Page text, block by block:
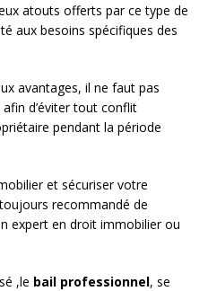
atouts offerts par ce type de
aux besoins spécifiques des
avantages, il ne faut pas
d’éviter tout conflit
pendant la période
et sécuriser votre
recommandé de
expert en droit immobilier ou
,le bail professionnel, se